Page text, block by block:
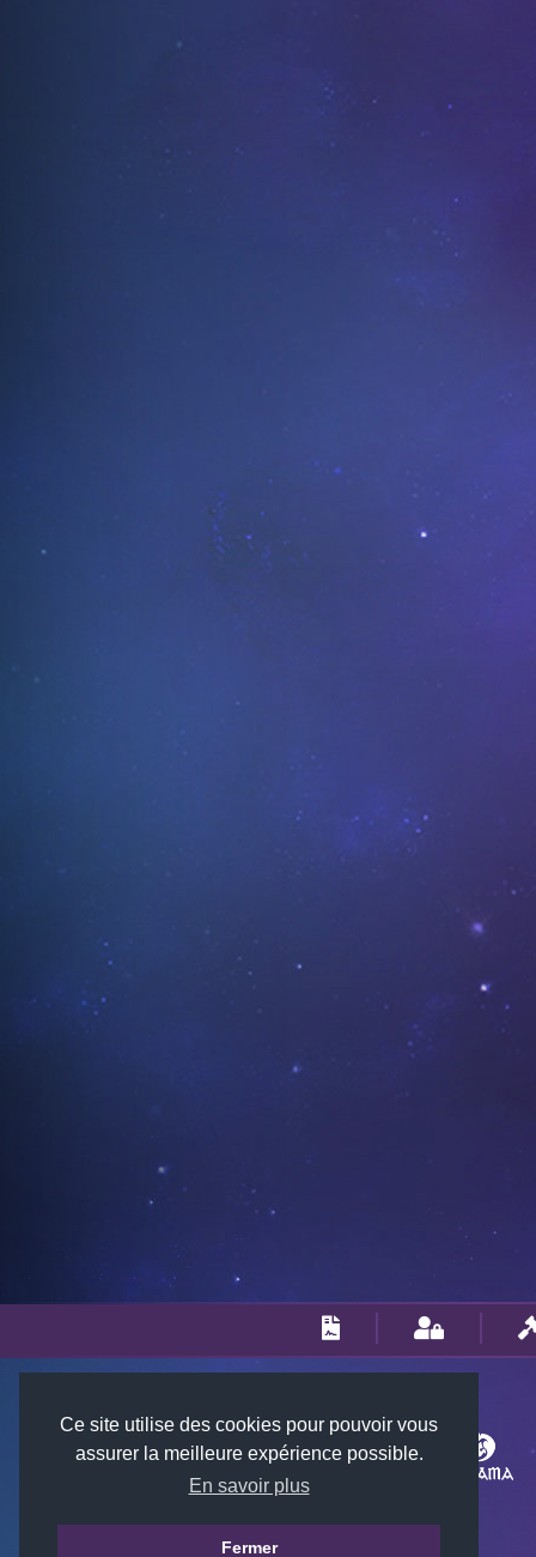
Ce site utilise des cookies pour pouvoir vous
assurer la meilleure expérience possible.
En savoir plus
Fermer